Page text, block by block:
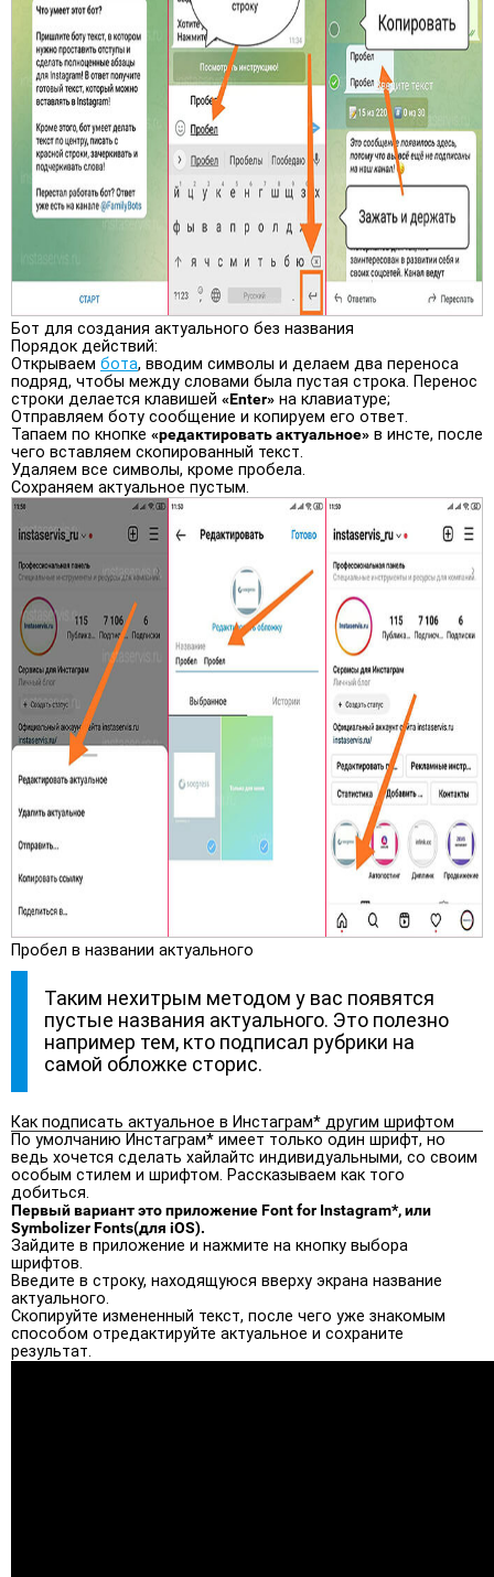
Бот для создания актуального без названия
Порядок действий:
Открываем бота, вводим символы и делаем два переноса
подряд, чтобы между словами была пустая строка. Перенос
строки делается клавишей «Enter» на клавиатуре;
Отправляем боту сообщение и копируем его ответ.
Тапаем по кнопке «редактировать актуальное» в инсте, после
чего вставляем скопированный текст.
Удаляем все символы, кроме пробела.
Сохраняем актуальное пустым.
Пробел в названии актуального
Таким нехитрым методом у вас появятся
пустые названия актуального. Это полезно
например тем, кто подписал рубрики на
самой обложке сторис.
Как подписать актуальное в Инстаграм* другим шрифтом
По умолчанию Инстаграм* имеет только один шрифт, но
ведь хочется сделать хайлайтс индивидуальными, со своим
особым стилем и шрифтом. Рассказываем как того
добиться.
Первый вариант это приложение Font for Instagram*, или
Symbolizer Fonts(для iOS).
Зайдите в приложение и нажмите на кнопку выбора
шрифтов.
Введите в строку, находящуюся вверху экрана название
актуального.
Скопируйте измененный текст, после чего уже знакомым
способом отредактируйте актуальное и сохраните
результат.